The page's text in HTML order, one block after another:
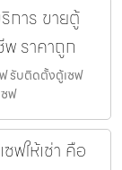
การ ขายตู้
ราคาถูก
รับติดตั้งตู้เซฟ
ฟ
ฟให้เช่า คือ